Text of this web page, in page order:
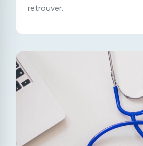
retrouver.